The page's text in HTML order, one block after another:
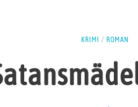
KRIMI / ROMAN